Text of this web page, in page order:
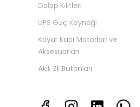
Dolap Kilitleri
UPS Güç Kaynağı
Kayar Kapı Motorları ve
Aksesuarları
Akılı Zil Butonları